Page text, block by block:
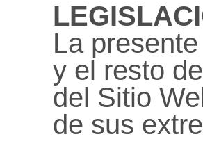
La
y el resto
del Sitio
de sus